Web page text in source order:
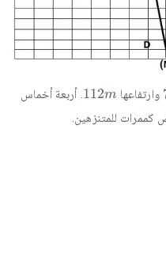
وارتفاعها 112m
112m . أربعة أخماس
كممرات للمتنزهين.